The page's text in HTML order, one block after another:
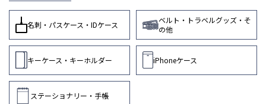
名刺・パスケース・IDケース
ベルト・トラベルグッズ・そ
の他
キーケース・キーホルダー iPhoneケース
ステーショナリー・手帳